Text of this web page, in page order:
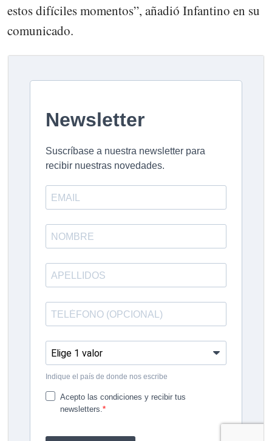
estos difíciles momentos”, añadió Infantino en su
comunicado.